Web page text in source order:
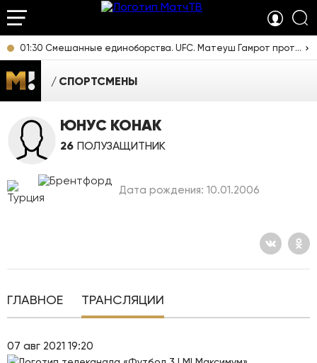
01:30 Смешанные единоборства. UFC. Матеуш Гамрот против Куиллана Салкиллда. Прямая трансляция из США
СПОРТСМЕНЫ
ЮНУС КОНАК
26 ПОЛУЗАЩИТНИК
Дата рождения: 10.01.2006
ГЛАВНОЕ ТРАНСЛЯЦИИ
07 авг 2021 19:20